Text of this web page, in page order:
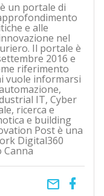
un portale di
e alle
nel
Il portale è
2016 e
riferimento
vuole informarsi
IT, Cyber
ricerca e
e building
Post è una
Digital360
Canna
email